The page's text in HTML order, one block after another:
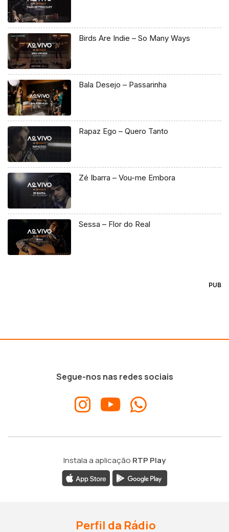
Birds Are Indie – So Many Ways
Bala Desejo – Passarinha
Rapaz Ego – Quero Tanto
Zé Ibarra – Vou-me Embora
Sessa – Flor do Real
PUB
Segue-nos nas redes sociais
Instala a aplicação RTP Play
Perfil da Rádio